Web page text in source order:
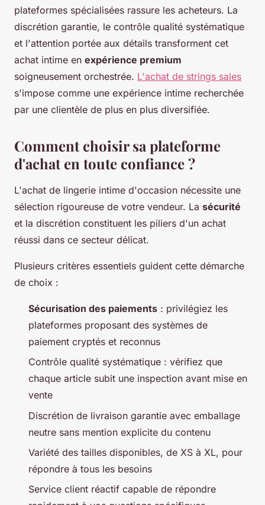
plateformes spécialisées rassure les acheteurs. La
discrétion garantie, le contrôle qualité systématique
et l'attention portée aux détails transforment cet
achat intime en expérience premium
soigneusement orchestrée. L'achat de strings sales
s'impose comme une expérience intime recherchée
par une clientèle de plus en plus diversifiée.
Comment choisir sa plateforme
d'achat en toute confiance ?
L'achat de lingerie intime d'occasion nécessite une
sélection rigoureuse de votre vendeur. La sécurité
et la discrétion constituent les piliers d'un achat
réussi dans ce secteur délicat.
Plusieurs critères essentiels guident cette démarche
de choix :
Sécurisation des paiements : privilégiez les
plateformes proposant des systèmes de
paiement cryptés et reconnus
Contrôle qualité systématique : vérifiez que
chaque article subit une inspection avant mise en
vente
Discrétion de livraison garantie avec emballage
neutre sans mention explicite du contenu
Variété des tailles disponibles, de XS à XL, pour
répondre à tous les besoins
Service client réactif capable de répondre